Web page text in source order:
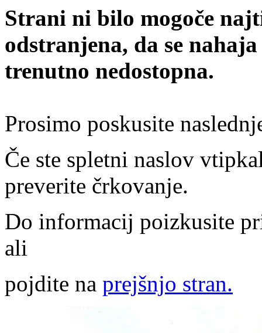
Strani ni bilo mogoče
odstranjena, da se
trenutno nedostopna.
Prosimo poskusite
Če ste spletni naslov
preverite črkovanje.
Do informacij poizkusite
ali
pojdite na prejšnjo stran.